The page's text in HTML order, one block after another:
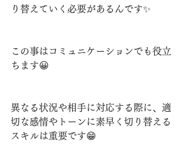
り替えていく必要があるんです✨
この事はコミュニケーションでも役立
ちます😀
異なる状況や相手に対応する際に、適
切な感情やトーンに素早く切り替える
スキルは重要です😁